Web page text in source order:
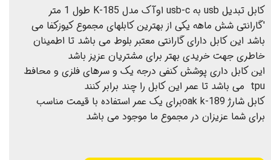
کابل تبدیل usb به usb-c اوآک مدل K-185 طول 1 متر
'گارانتی شش ماهه یکی از بهترین کابلهای مجموع کیوزکفا می
باشد این کابل دارای گارانتی معتبر بلوط می باشد تا اطمینان
خاطری جهت خریدی بهتر برای مشتریان عزیز باشد
این کابل داری پوشش کنفی درجه یک و سرهای فلزی و محافط
tpu می باشد تا عمر این کابل را چند برابر کنند
کابل شارژ oak k-189برای یک عمر استفاده با قیمت مناسب
برای شما عزیزان در مجموع ما موجود می باشد